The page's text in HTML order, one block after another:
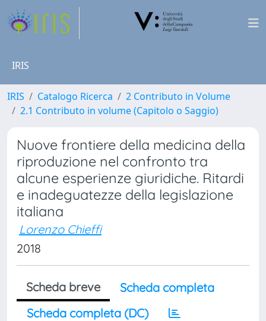
IRIS
IRIS Catalogo Ricerca
2 Contributo in Volume
2.1 Contributo in volume (Capitolo o Saggio)
Nuove frontiere della medicina della
riproduzione nel confronto tra
alcune esperienze giuridiche. Ritardi
e inadeguatezze della legislazione
italiana
Lorenzo Chieffi
2018
Scheda breve
Scheda completa
Scheda completa (DC)